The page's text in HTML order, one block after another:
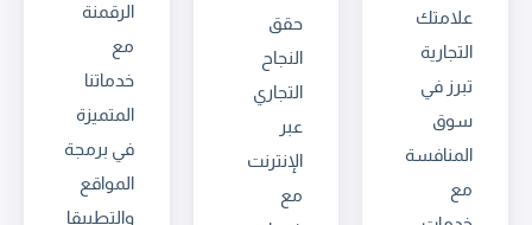
علامتك
التجارية
تبرز في
سوق
المنافسة
مع
حقق
النجاح
التجاري
عبر
الإنترنت
مع
الرقمنة
مع
خدماتنا
المتميزة
في برمجة
المواقع
والتطبيقا